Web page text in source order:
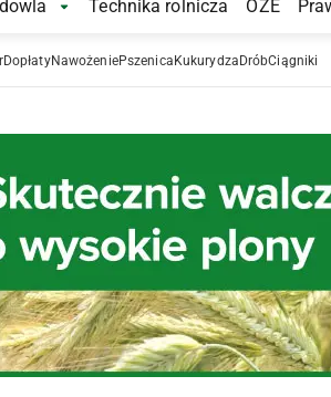
Submenu
Hodowla Submenu
Technika rolnicza OZE
DopłatyNawożeniePszenica Kukurydza DróbCiągniki